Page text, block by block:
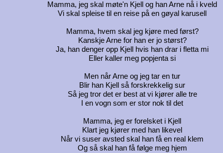
Mamma, jeg skal møte'n Kjell og han Arne nå i kveld
Vi skal spleise til en reise på en gøyal karusell
Mamma, hvem skal jeg kjøre med først?
Kanskje Arne for han er jo størst?
Ja, han denger opp Kjell hvis han drar i fletta mi
Eller kaller meg popjenta si
Men når Arne og jeg tar en tur
Blir han Kjell så forskrekkelig sur
Så jeg tror det er best at vi kjører alle tre
I en vogn som er stor nok til det
Mamma, jeg er forelsket i Kjell
Klart jeg kjører med han likevel
Når vi suser avsted skal han få en real klem
Og så skal han få følge meg hjem